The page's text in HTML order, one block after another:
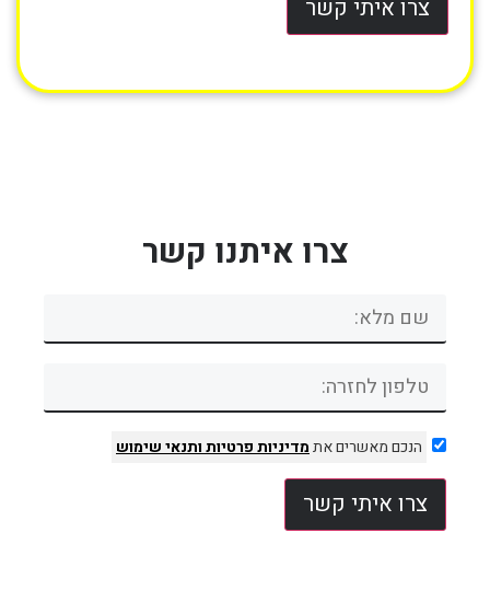
צרו איתי קשר
צרו איתנו קשר
הנכם מאשרים אתמדיניות פרטיותותנאי שימוש
צרו איתי קשר